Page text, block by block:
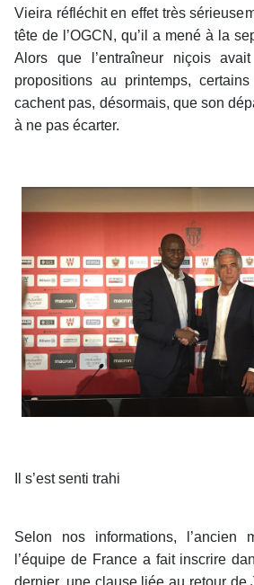
Vieira réfléchit en effet très
tête de l’OGCN, qu’il a mené à la
Alors que l’entraîneur niçois
propositions au printemps,
cachent pas, désormais, que son
à ne pas écarter.
Il s’est senti trahi
Selon nos informations, l’ancien
l’équipe de France a fait inscrire